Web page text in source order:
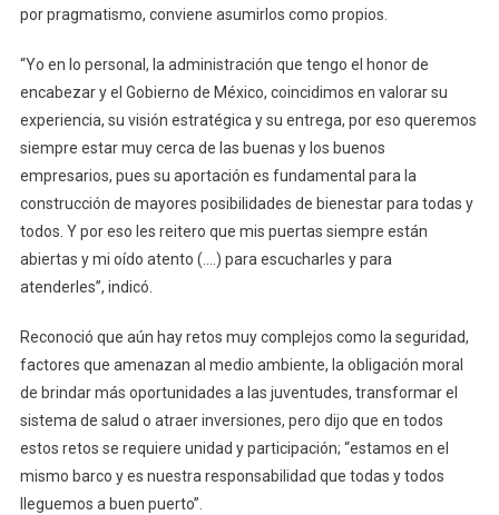
por pragmatismo, conviene asumirlos como propios.
“Yo en lo personal, la administración que tengo el honor de
encabezar y el Gobierno de México, coincidimos en valorar su
experiencia, su visión estratégica y su entrega, por eso queremos
siempre estar muy cerca de las buenas y los buenos
empresarios, pues su aportación es fundamental para la
construcción de mayores posibilidades de bienestar para todas y
todos. Y por eso les reitero que mis puertas siempre están
abiertas y mi oído atento (….) para escucharles y para
atenderles”, indicó.
Reconoció que aún hay retos muy complejos como la seguridad,
factores que amenazan al medio ambiente, la obligación moral
de brindar más oportunidades a las juventudes, transformar el
sistema de salud o atraer inversiones, pero dijo que en todos
estos retos se requiere unidad y participación; “estamos en el
mismo barco y es nuestra responsabilidad que todas y todos
lleguemos a buen puerto”.